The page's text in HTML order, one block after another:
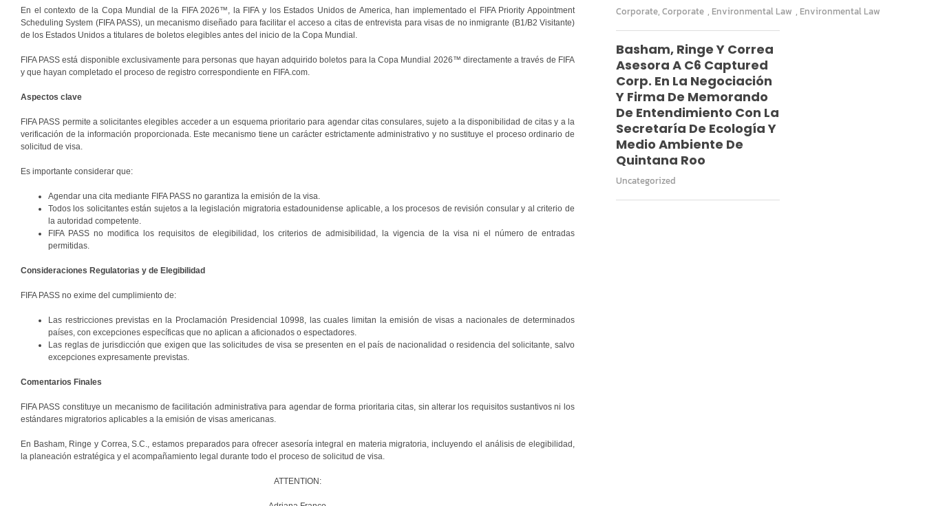
En el contexto de la Copa Mundial de la FIFA 2026™, la FIFA y los Estados Unidos de America, han implementado el FIFA Priority Appointment
Scheduling System (FIFA PASS), un mecanismo diseñado para facilitar el acceso a citas de entrevista para visas de no inmigrante (B1/B2 Visitante)
de los Estados Unidos a titulares de boletos elegibles antes del inicio de la Copa Mundial.
FIFA PASS está disponible exclusivamente para personas que hayan adquirido boletos para la Copa Mundial 2026™ directamente a través de FIFA
y que hayan completado el proceso de registro correspondiente en FIFA.com.
Aspectos clave
FIFA PASS permite a solicitantes elegibles acceder a un esquema prioritario para agendar citas consulares, sujeto a la disponibilidad de citas y a la
verificación de la información proporcionada. Este mecanismo tiene un carácter estrictamente administrativo y no sustituye el proceso ordinario de
solicitud de visa.
Es importante considerar que:
Agendar una cita mediante FIFA PASS no garantiza la emisión de la visa.
Todos los solicitantes están sujetos a la legislación migratoria estadounidense aplicable, a los procesos de revisión consular y al criterio de
la autoridad competente.
FIFA PASS no modifica los requisitos de elegibilidad, los criterios de admisibilidad, la vigencia de la visa ni el número de entradas
permitidas.
Consideraciones Regulatorias y de Elegibilidad
FIFA PASS no exime del cumplimiento de:
Las restricciones previstas en la Proclamación Presidencial 10998, las cuales limitan la emisión de visas a nacionales de determinados
países, con excepciones específicas que no aplican a aficionados o espectadores.
Las reglas de jurisdicción que exigen que las solicitudes de visa se presenten en el país de nacionalidad o residencia del solicitante, salvo
excepciones expresamente previstas.
Comentarios Finales
FIFA PASS constituye un mecanismo de facilitación administrativa para agendar de forma prioritaria citas, sin alterar los requisitos sustantivos ni los
estándares migratorios aplicables a la emisión de visas americanas.
En Basham, Ringe y Correa, S.C., estamos preparados para ofrecer asesoría integral en materia migratoria, incluyendo el análisis de elegibilidad,
la planeación estratégica y el acompañamiento legal durante todo el proceso de solicitud de visa.
ATTENTION:
Corporate, Corporate , Environmental Law , Environmental Law
Basham, Ringe Y Correa
Asesora A C6 Captured
Corp. En La Negociación
Y Firma De Memorando
De Entendimiento Con La
Secretaría De Ecología Y
Medio Ambiente De
Quintana Roo
Uncategorized